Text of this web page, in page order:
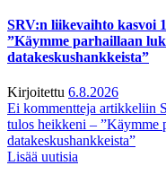
SRV:n liikevaihto kasvoi
”Käymme parhaillaan
datakeskushankkeista”
Kirjoitettu 6.8.2026
Ei kommentteja artikkeliin
tulos heikkeni – ”Käymme
datakeskushankkeista”
Lisää uutisia